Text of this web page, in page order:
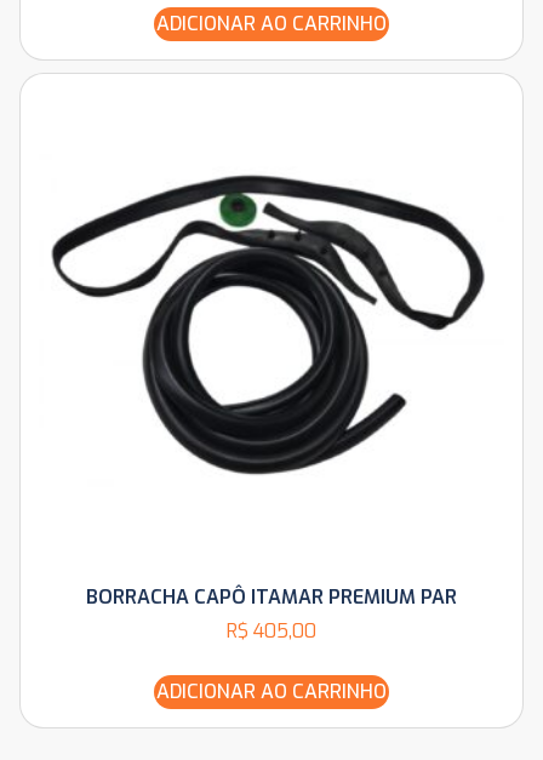
ADICIONAR AO CARRINHO
BORRACHA CAPÔ ITAMAR PREMIUM PAR
R$ 405,00
ADICIONAR AO CARRINHO